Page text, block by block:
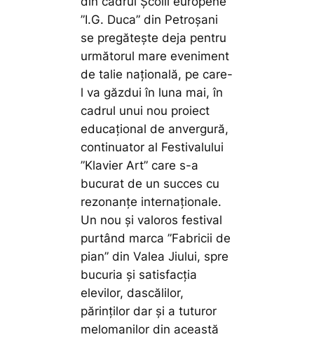
”I.G. Duca” din Petroșani
se pregătește deja pentru
următorul mare eveniment
de talie națională, pe care-
l va găzdui în luna mai, în
cadrul unui nou proiect
educațional de anvergură,
continuator al Festivalului
”Klavier Art” care s-a
bucurat de un succes cu
rezonanțe internaționale.
Un nou și valoros festival
purtând marca ”Fabricii de
pian” din Valea Jiului, spre
bucuria și satisfacția
elevilor, dascălilor,
părinților dar și a tuturor
melomanilor din această